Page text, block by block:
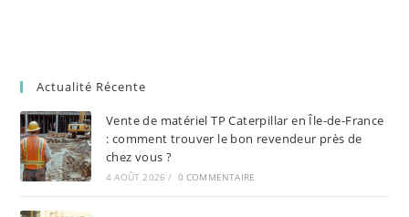
Actualité Récente
Vente de matériel TP Caterpillar en Île-de-France
: comment trouver le bon revendeur près de
chez vous ?
4 AOÛT 2026 / 0 COMMENTAIRE